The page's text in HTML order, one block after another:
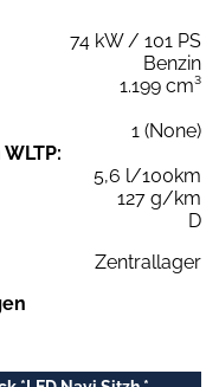
74 kW / 101 PS
Benzin
1.199 cm³
1 (None)
5,6 l/100km
127 g/km
D
Zentrallager